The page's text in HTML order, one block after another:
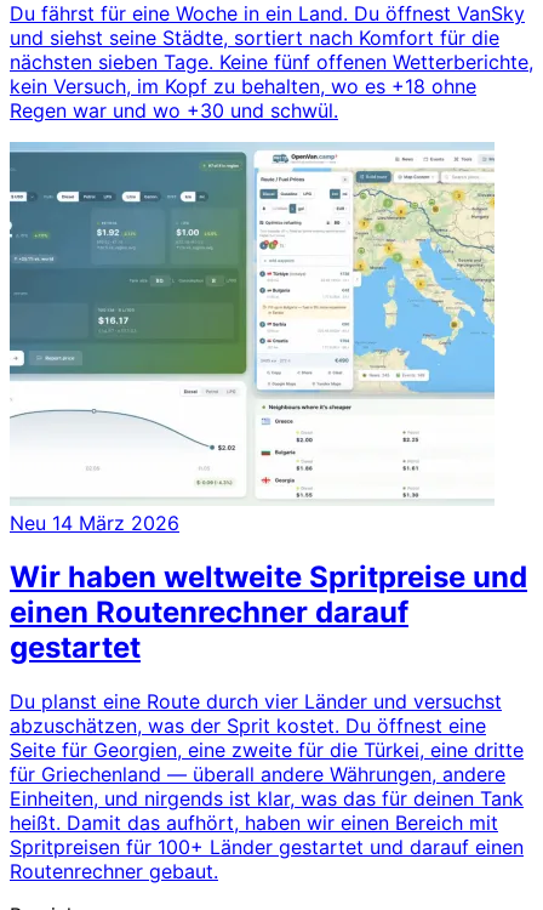
Du fährst für eine Woche in ein Land. Du öffnest VanSky
und siehst seine Städte, sortiert nach Komfort für die
nächsten sieben Tage. Keine fünf offenen Wetterberichte,
kein Versuch, im Kopf zu behalten, wo es +18 ohne
Regen war und wo +30 und schwül.
Neu 14 März 2026
Wir haben weltweite Spritpreise und
einen Routenrechner darauf
gestartet
Du planst eine Route durch vier Länder und versuchst
abzuschätzen, was der Sprit kostet. Du öffnest eine
Seite für Georgien, eine zweite für die Türkei, eine dritte
für Griechenland — überall andere Währungen, andere
Einheiten, und nirgends ist klar, was das für deinen Tank
heißt. Damit das aufhört, haben wir einen Bereich mit
Spritpreisen für 100+ Länder gestartet und darauf einen
Routenrechner gebaut.